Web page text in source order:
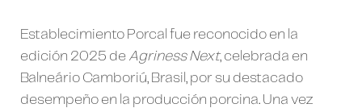
Establecimiento Porcal fue reconocido en la
edición 2025 de Agriness Next, celebrada en
Balneário Camboriú, Brasil, por su destacado
desempeño en la producción porcina. Una vez